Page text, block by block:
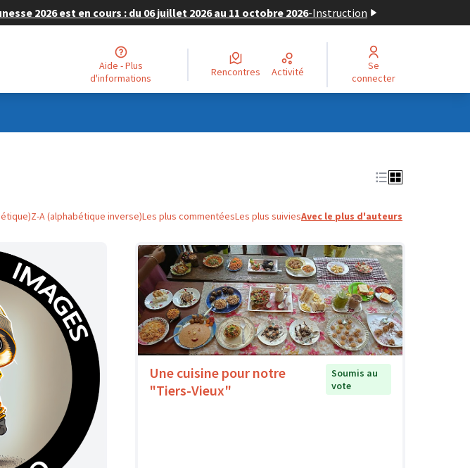
2026 est en cours : du 06 juillet 2026 au 11 octobre 2026-Instruction
Aide - Plus
d'informations
Rencontres Activité
Se
connecter
Z-A (alphabétique inverse)Les plus commentéesLes plus suiviesAvec le plus d'auteurs
Une cuisine pour notre
"Tiers-Vieux"
Soumis au
vote